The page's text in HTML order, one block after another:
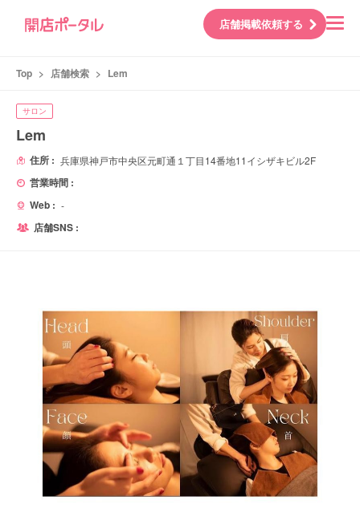
店舗掲載依頼する
Top > 店舗検索 > Lem
サロン
Lem
住所 : 兵庫県神戸市中央区元町通１丁目14番地11イシザキビル2F
営業時間 :
Web : -
店舗SNS :